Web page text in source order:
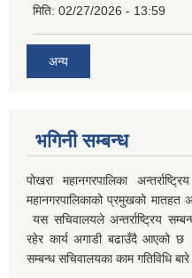
मिति: 02/27/2026 - 13:59
अन्य
भगिनी सम्बन्ध
पोखरा महानगरपालिका
महानगरपालिकाको प्रमुखको मातहत
यस सचिवालयले अन्तर्राष्ट्रिय
रहेर कार्य अगाडी बढाउँदै आएको छ ।
सम्बन्ध सचिवालयका काम गतिविधि